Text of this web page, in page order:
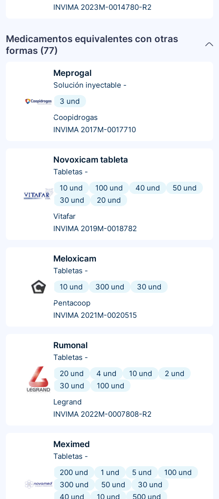
INVIMA 2023M-0014780-R2
Medicamentos equivalentes con otras
formas (77)
Meprogal
Solución inyectable -
3 und
Coopidrogas
INVIMA 2017M-0017710
Novoxicam tableta
Tabletas -
10 und
100 und 40 und
50 und
30 und
20 und
Vitafar
INVIMA 2019M-0018782
Meloxicam
Tabletas -
10 und
300 und
30 und
Pentacoop
INVIMA 2021M-0020515
Rumonal
Tabletas -
20 und
4 und 10 und
2 und
30 und
100 und
Legrand
INVIMA 2022M-0007808-R2
Meximed
Tabletas -
200 und
1 und 5 und
100 und
300 und
50 und
30 und
40 und
10 und
500 und